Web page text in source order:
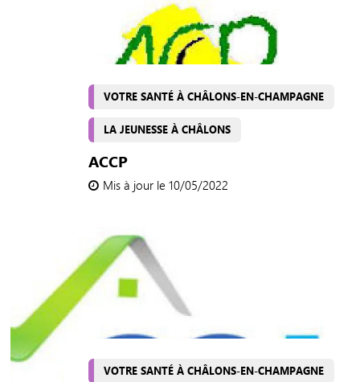
VOTRE SANTÉ À CHÂLONS-EN-CHAMPAGNE
LA JEUNESSE À CHÂLONS
ACCP
Mis à jour le 10/05/2022
VOTRE SANTÉ À CHÂLONS-EN-CHAMPAGNE